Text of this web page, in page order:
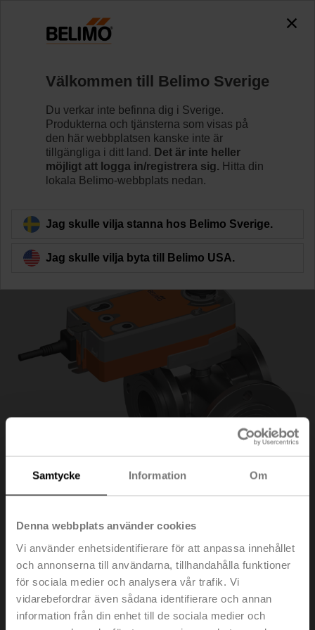
Samtycke Information Om
Denna webbplats använder cookies
Vi använder enhetsidentifierare för att anpassa innehållet
och annonserna till användarna, tillhandahålla funktioner
för sociala medier och analysera vår trafik. Vi
vidarebefordrar även sådana identifierare och annan
information från din enhet till de sociala medier och
R7050R-B3/NRF24A
Läs mer
Tillbaka till produktkategori
R7050R-B3/NRF24A
Omkopplingskulventil, 3-ports, DN 50, Fläns, PN 6, ps
600 kPa, Kvs 49 m³/h, Temperatur på
medium -10...100°C [14...212°F]
Välkommen till Belimo Sverige
Du verkar inte befinna dig i Sverige.
Produkterna och tjänsterna som visas på
den här webbplatsen kanske inte är
tillgängliga i ditt land. Det är inte heller
möjligt att logga in/registrera sig. Hitta din
lokala Belimo-webbplats nedan.
Jag skulle vilja stanna hos Belimo Sverige.
Jag skulle vilja byta till Belimo USA.